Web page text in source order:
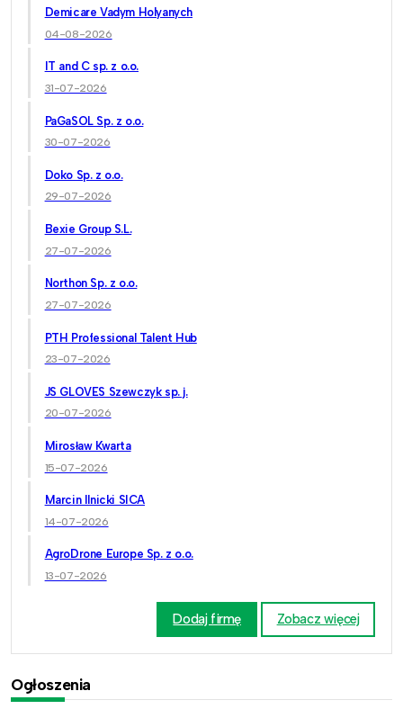
Demicare Vadym Holyanych
04-08-2026
IT and C sp. z o.o.
31-07-2026
PaGaSOL Sp. z o.o.
30-07-2026
Doko Sp. z o.o.
29-07-2026
Bexie Group S.L.
27-07-2026
Northon Sp. z o.o.
27-07-2026
PTH Professional Talent Hub
23-07-2026
JS GLOVES Szewczyk sp. j.
20-07-2026
Mirosław Kwarta
15-07-2026
Marcin Ilnicki SICA
14-07-2026
AgroDrone Europe Sp. z o.o.
13-07-2026
Dodaj firmę Zobacz więcej
Ogłoszenia